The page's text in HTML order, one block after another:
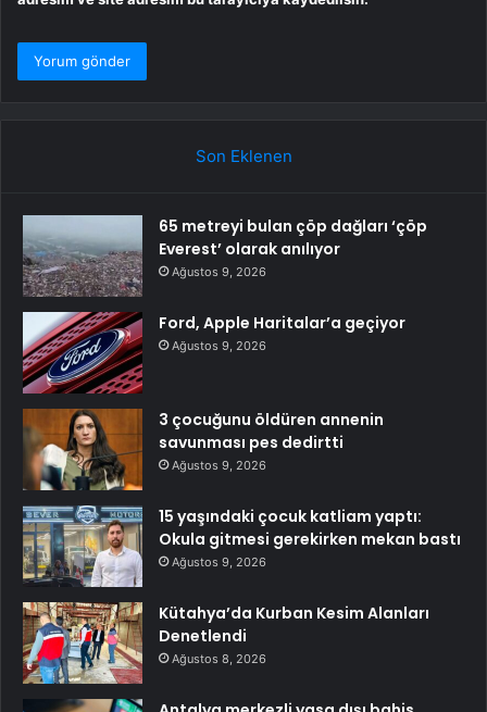
Son Eklenen
65 metreyi bulan çöp dağları ‘çöp
Everest’ olarak anılıyor
Ağustos 9, 2026
Ford, Apple Haritalar’a geçiyor
Ağustos 9, 2026
3 çocuğunu öldüren annenin
savunması pes dedirtti
Ağustos 9, 2026
15 yaşındaki çocuk katliam yaptı:
Okula gitmesi gerekirken mekan bastı
Ağustos 9, 2026
Kütahya’da Kurban Kesim Alanları
Denetlendi
Ağustos 8, 2026